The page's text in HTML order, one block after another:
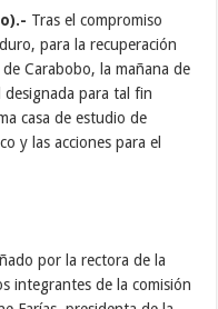
Tras el compromiso
para la recuperación
Carabobo, la mañana de
designada para tal fin
casa de estudio de
y las acciones para el
por la rectora de la
integrantes de la comisión